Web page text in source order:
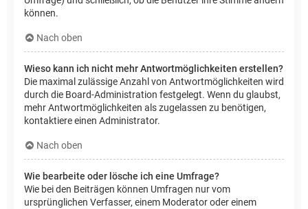
können.
Nach oben
Wieso kann ich nicht mehr Antwortmöglichkeiten erstellen?
Die maximal zulässige Anzahl von Antwortmöglichkeiten wird
durch die Board-Administration festgelegt. Wenn du glaubst,
mehr Antwortmöglichkeiten als zugelassen zu benötigen,
kontaktiere einen Administrator.
Nach oben
Wie bearbeite oder lösche ich eine Umfrage?
Wie bei den Beiträgen können Umfragen nur vom
ursprünglichen Verfasser, einem Moderator oder einem